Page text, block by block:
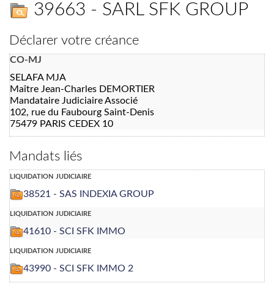
39663 - SARL SFK GROUP
Déclarer votre créance
CO-MJ
SELAFA MJA
Maître Jean-Charles DEMORTIER
Mandataire Judiciaire Associé
102, rue du Faubourg Saint-Denis
75479 PARIS CEDEX 10
Mandats liés
liquidation judiciaire
38521 - SAS INDEXIA GROUP
liquidation judiciaire
41610 - SCI SFK IMMO
liquidation judiciaire
43990 - SCI SFK IMMO 2